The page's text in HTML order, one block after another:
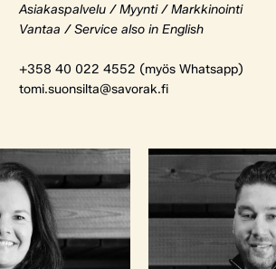
Asiakaspalvelu / Myynti / Markkinointi
Vantaa / Service also in English
+358 40 022 4552 (myös Whatsapp)
tomi.suonsilta@savorak.fi